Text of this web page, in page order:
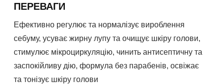
ПЕРЕВАГИ
Ефективно регулює та нормалізує вироблення
себуму, усуває жирну лупу та очищує шкіру голови,
стимулює мікроциркуляцію, чинить антисептичну та
заспокійливу дію, формула без парабенів, освіжає
та тонізує шкіру голови